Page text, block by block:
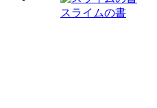
スライムの書